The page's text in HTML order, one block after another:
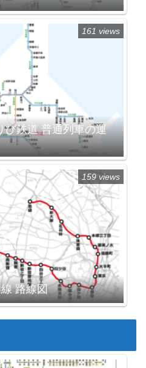
び鉄道 普通列車の運
161 views
路線図
159 views